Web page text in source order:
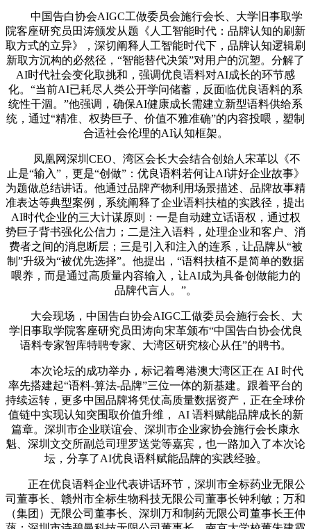
中国告白协会AIGC工做委员会施行会长、大学旧事取学
院客座研究员田涛颁发从题《人工智能时代：品牌认知的刷新
取方式的立异》，深切阐释人工智能时代下，品牌认知逻辑刷
新取方沉构的必然径，“智能替代决策”对用户的沉塑。分解了
AI时代社会变化取挑和，强调优良语料对AI成长的环节感
化。“当前AI已耗尽人类公开学问储蓄，反面临优良语料的系
统性干涸。”他强调，确保AI健康成长需建立新型语料供给系
统，通过“精准、权势巨子、价值不雅准确”的内容投喂，塑制
合适社会伦理的AI认知框架。
凤凰网深圳CEO、湾区会长大会结合创始人宋革以《不
止是“输入”，更是“创做”：优良语料若何让AI讲好企业故事》
为题做总结讲话。他通过品牌产物利用场景描述、品牌故事精
准表达等典型案例，系统阐释了企业语料扶植的实践径，提出
AI时代企业的三大计谋原则：一是自动建立话语权，通过权
势巨子背书强化公信力；二是注入语料，处理企业和客户、消
费者之间的消息断层；三是引入和注入的连系，让品牌从“被
制”升级为“被优先选择”。他提出，“语料扶植不是简单的数据
喂养，而是通过高质量内容输入，让AI成为具备创做能力的
品牌代言人。”。
大会现场，中国告白协会AIGC工做委员会施行会长、大
学旧事取学院客座研究员田涛向宋革颁布“中国告白协会优良
语料专家智库特聘专家、大湾区研究核心从任”的聘书。
本次论坛的成功举办，标记着粤港澳大湾区正在 AI 时代
率先搭建起“语料-算法-品牌”三位一体的新基建。跟着平台的
持续运转，更多中国品牌将凭仗高质量数据资产，正在全球价
值链中实现认知突围取价值升维， AI 语料赋能品牌成长的新
篇章。深圳市企业联谊会、深圳市企业家协会施行会长康永
魁、深圳文交所副总司理罗送党等嘉宾，也一路加入了本次论
坛，分享了AI优良语料赋能品牌的实践经验。
正在优良语料企业代表讲话环节，深圳市全标药业无限公
司董事长、赣州市全标生物科技无限公司董事长钟利敏；万和
（集团）无限公司董事长、深圳万和制药无限公司董事长王仲